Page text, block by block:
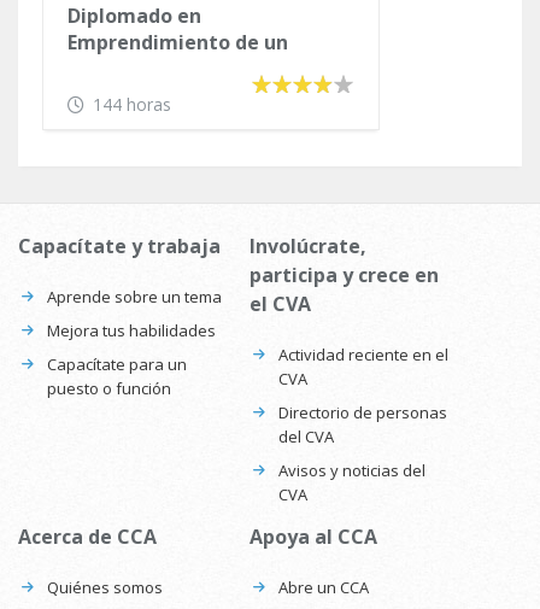
Diplomado en
Emprendimiento de un
144 horas
Capacítate y trabaja
Aprende sobre un tema
Mejora tus habilidades
Capacítate para un
puesto o función
Involúcrate,
participa y crece en
el CVA
Actividad reciente en el
CVA
Directorio de personas
del CVA
Avisos y noticias del
CVA
Acerca de CCA
Quiénes somos
Apoya al CCA
Abre un CCA